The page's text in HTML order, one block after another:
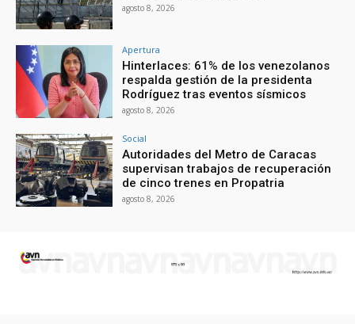
agosto 8, 2026
Apertura
Hinterlaces: 61% de los venezolanos
respalda gestión de la presidenta
Rodríguez tras eventos sísmicos
agosto 8, 2026
Social
Autoridades del Metro de Caracas
supervisan trabajos de recuperación
de cinco trenes en Propatria
agosto 8, 2026